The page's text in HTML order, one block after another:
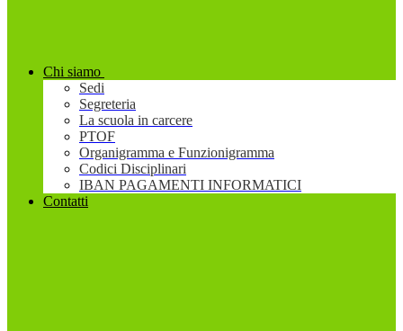
Chi siamo
Sedi
Segreteria
La scuola in carcere
PTOF
Organigramma e Funzionigramma
Codici Disciplinari
IBAN PAGAMENTI INFORMATICI
Contatti